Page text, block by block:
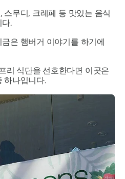
스무디, 크레페 등 맛있는 음식
.
은 햄버거 이야기를 하기에
리 식단을 선호한다면 이곳은
하나입니다.